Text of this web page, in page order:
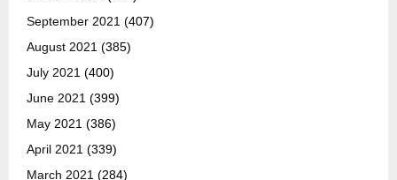
September 2021 (407)
August 2021 (385)
July 2021 (400)
June 2021 (399)
May 2021 (386)
April 2021 (339)
March 2021 (284)